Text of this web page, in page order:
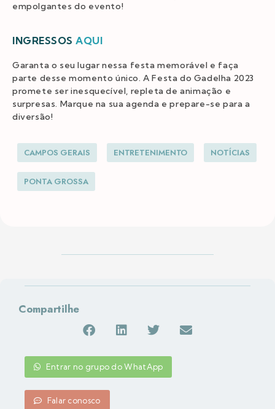
empolgantes do evento!
INGRESSOS AQUI
Garanta o seu lugar nessa festa memorável e faça
parte desse momento único. A Festa do Gadelha 2023
promete ser inesquecível, repleta de animação e
surpresas. Marque na sua agenda e prepare-se para a
diversão!
CAMPOS GERAIS ENTRETENIMENTO NOTÍCIAS
PONTA GROSSA
Compartilhe
Entrar no grupo do WhatApp
Falar conosco